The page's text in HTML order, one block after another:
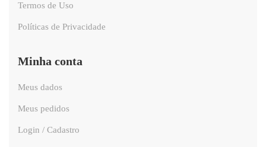
Termos de Uso
Políticas de Privacidade
Minha conta
Meus dados
Meus pedidos
Login / Cadastro